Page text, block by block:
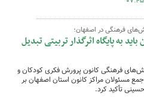
فرهنگی در اصفهان؛
به پایگاه اثرگذار تربیتی تبدیل
فرهنگی کانون پرورش فکری کودکان و
جمع مسئولان مراکز کانون استان اصفهان بر
تأکید کرد.